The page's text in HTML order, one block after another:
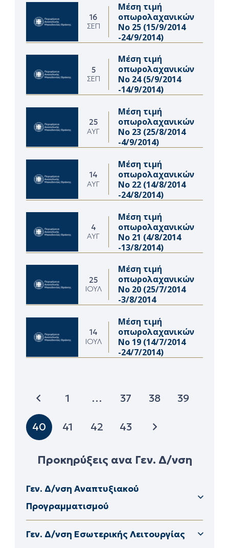
16
ΣΕΠ
Μέση τιμή
οπωρολαχανικών
Νο 25 (15/9/2014
-24/9/2014)
5
ΣΕΠ
Μέση τιμή
οπωρολαχανικών
Νο 24 (5/9/2014
-14/9/2014)
25
ΑΥΓ
Μέση τιμή
οπωρολαχανικών
Νο 23 (25/8/2014
-4/9/2014)
14
ΑΥΓ
Μέση τιμή
οπωρολαχανικών
Νο 22 (14/8/2014
-24/8/2014)
4
ΑΥΓ
Μέση τιμή
οπωρολαχανικών
Νο 21 (4/8/2014
-13/8/2014)
25
ΙΟΎΛ
Μέση τιμή
οπωρολαχανικών
Νο 20 (25/7/2014
-3/8/2014
14
ΙΟΎΛ
Μέση τιμή
οπωρολαχανικών
Νο 19 (14/7/2014
-24/7/2014)
1 … 37 38 39
40 41 42 43
Προκηρύξεις ανα Γεν. Δ/νση
Γεν. Δ/νση Αναπτυξιακού
Προγραμματισμού
Γεν. Δ/νση Εσωτερικής Λειτουργίας